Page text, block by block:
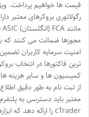
قیمت ها خواهیم پرداخت.
رگولاتوری بروکرهای معتبر
مجوزها ضمانت می کنند که
امنیت سرمایه کاربران
ترین فاکتورها در انتخاب
کمیسیون ها و سایر هزینه
از ثبت نام به طور دقیق
cTrader را ارائه دهد که ابزارهای تحلیلی قوی سرعت بالا …